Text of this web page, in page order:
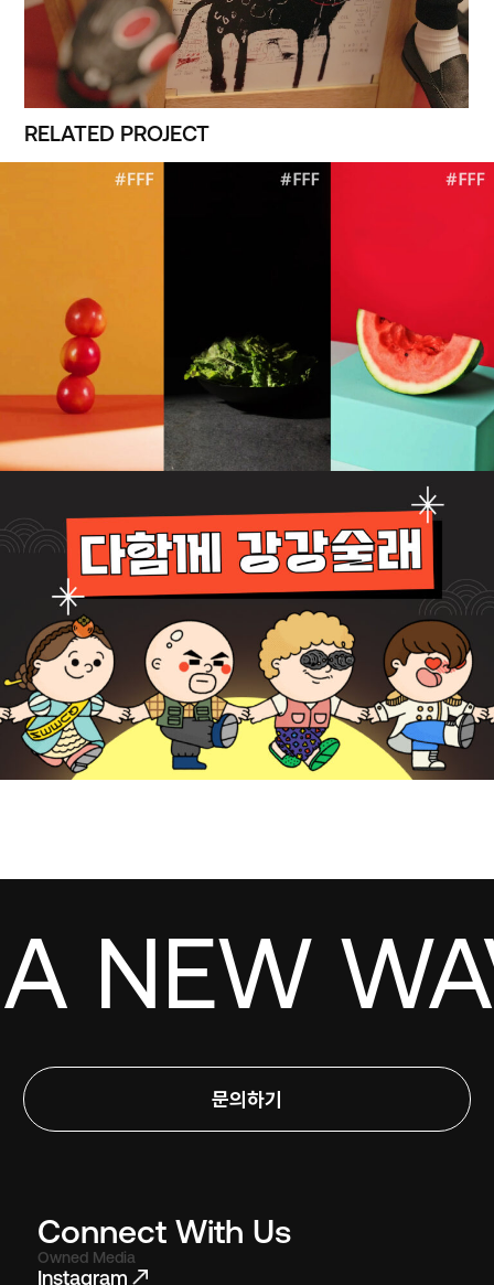
RELATED PROJECT
문의하기
Connect With Us
Owned Media
Instagram